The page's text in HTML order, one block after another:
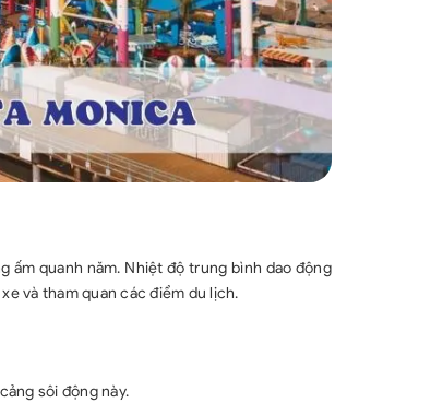
ấm quanh năm. Nhiệt độ trung bình dao động
và tham quan các điểm du lịch.
sôi động này.